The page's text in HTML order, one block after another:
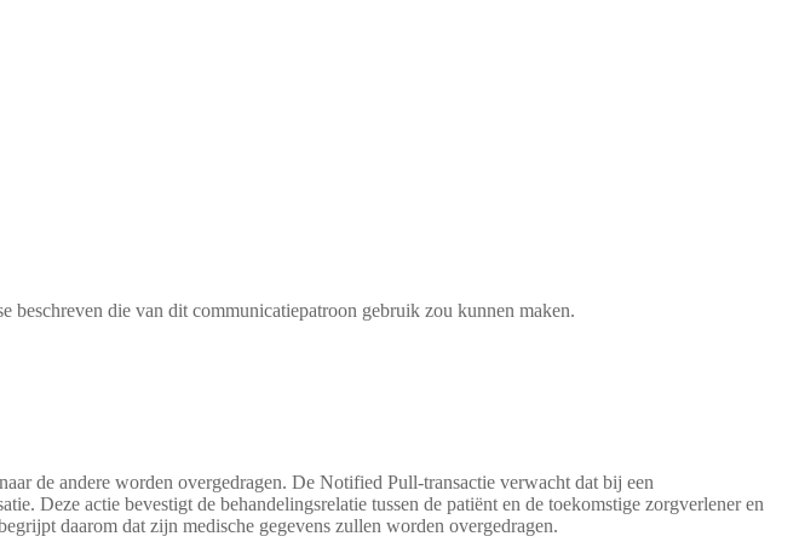
beschreven die van dit communicatiepatroon gebruik zou kunnen maken.
de andere worden overgedragen. De Notified Pull-transactie verwacht dat bij een
Deze actie bevestigt de behandelingsrelatie tussen de patiënt en de toekomstige zorgverlener en
daarom dat zijn medische gegevens zullen worden overgedragen.